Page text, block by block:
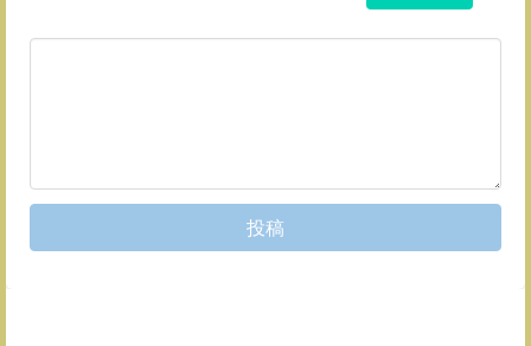
投稿